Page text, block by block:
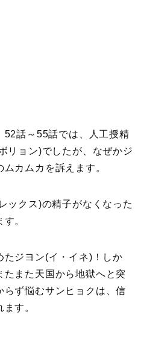
52話～55話では、人工授精
リョン)でしたが、なぜかジ
カムカを訴えます。
ックス)の精子がなくなった
。
たジヨン(イ・イネ)！しか
たまた天国から地獄へと突
らず悩むサンヒョクは、信
す。